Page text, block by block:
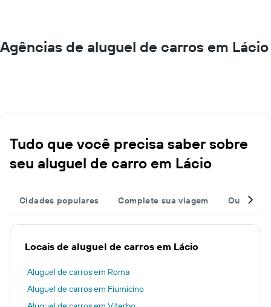
Agências de aluguel de carros em Lácio
Tudo que você precisa saber sobre
seu aluguel de carro em Lácio
Cidades populares Complete sua viagem Outros
Locais de aluguel de carros em Lácio
Aluguel de carros em Roma
Aluguel de carros em Fiumicino